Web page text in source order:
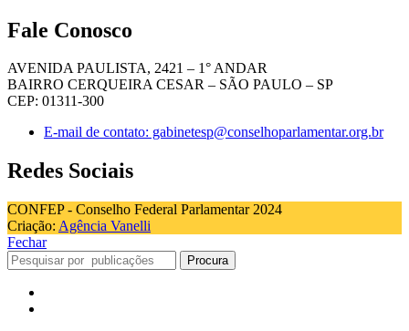
Fale Conosco
AVENIDA PAULISTA, 2421 – 1° ANDAR
BAIRRO CERQUEIRA CESAR – SÃO PAULO – SP
CEP: 01311-300
E-mail de contato: gabinetesp@conselhoparlamentar.org.br
Redes Sociais
CONFEP - Conselho Federal Parlamentar 2024
Criação: Agência Vanelli
Fechar
Procura